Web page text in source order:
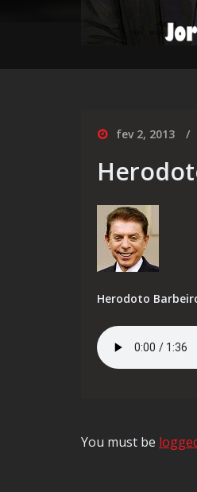
fev 2, 2013
Herodoto
You must be